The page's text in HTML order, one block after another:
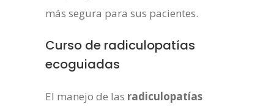
más segura para sus pacientes.
Curso de radiculopatías
ecoguiadas
El manejo de las radiculopatías